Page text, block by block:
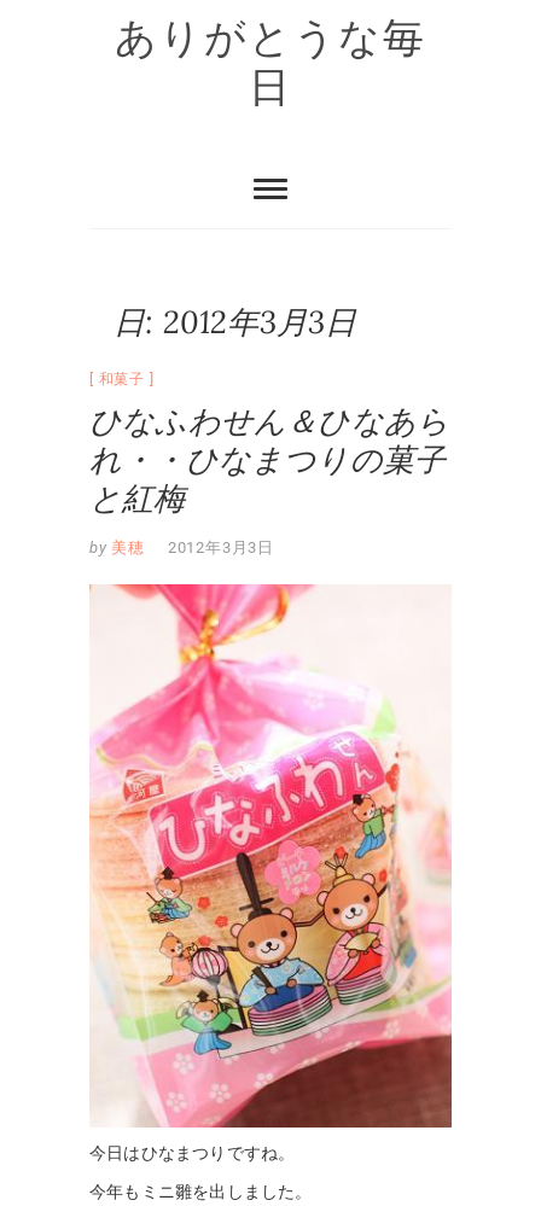
ありがとうな毎
日
日: 2012年3月3日
和菓子
ひなふわせん＆ひなあら
れ・・ひなまつりの菓子
と紅梅
by 美穂 2012年3月3日
今日はひなまつりですね。
今年もミニ雛を出しました。